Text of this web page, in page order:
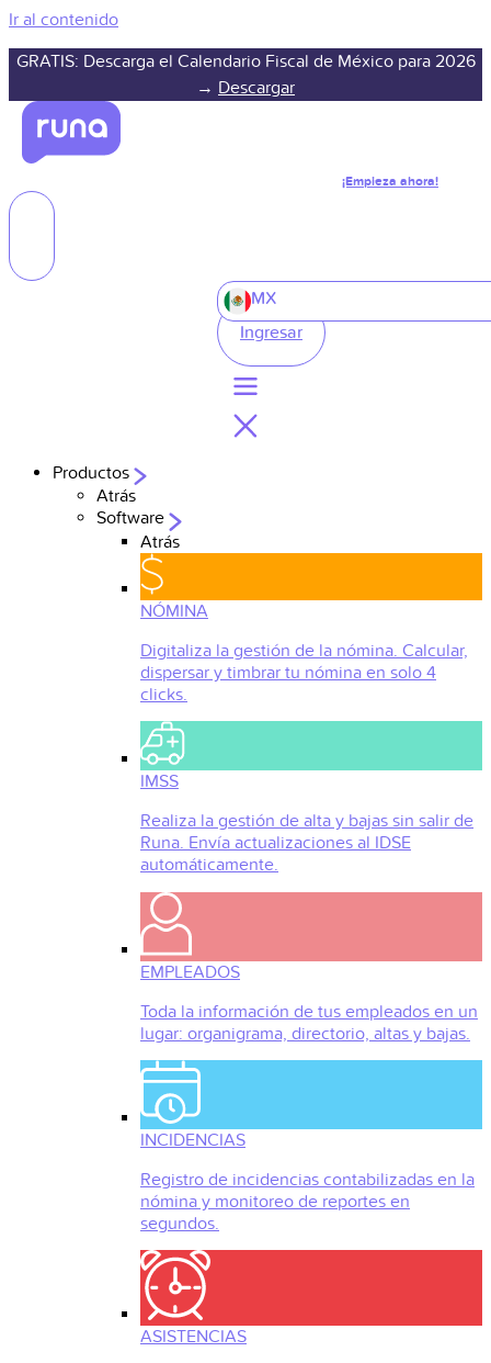
Ir al contenido
GRATIS: Descarga el Calendario Fiscal de México para 2026
→ Descargar
¡Empieza ahora!
MX
Ingresar
Productos
Atrás
Software
Atrás
NÓMINA
Digitaliza la gestión de la nómina. Calcular,
dispersar y timbrar tu nómina en solo 4
clicks.
IMSS
Realiza la gestión de alta y bajas sin salir de
Runa. Envía actualizaciones al IDSE
automáticamente.
EMPLEADOS
Toda la información de tus empleados en un
lugar: organigrama, directorio, altas y bajas.
INCIDENCIAS
Registro de incidencias contabilizadas en la
nómina y monitoreo de reportes en
segundos.
ASISTENCIAS